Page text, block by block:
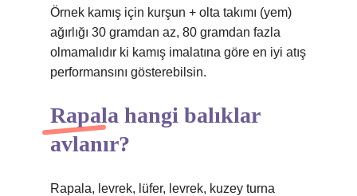
Örnek kamış için kurşun + olta takımı (yem)
ağırlığı 30 gramdan az, 80 gramdan fazla
olmamalıdır ki kamış imalatına göre en iyi atış
performansını gösterebilsin.
Rapala hangi balıklar
avlanır?
Rapala, levrek, lüfer, levrek, kuzey turna